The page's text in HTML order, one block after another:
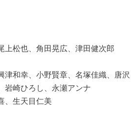
上松也、角田晃広、津田健次郎
津和幸、小野賢章、名塚佳織、唐沢
岩崎ひろし、永瀬アンナ
、生天目仁美